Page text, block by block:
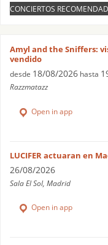
CONCIERTOS
Amyl and the Sniffers:
vendido
desde 18/08/2026 hasta
Razzmatazz
Open in app
LUCIFER actuaran en
26/08/2026
Sala El Sol, Madrid
Open in app